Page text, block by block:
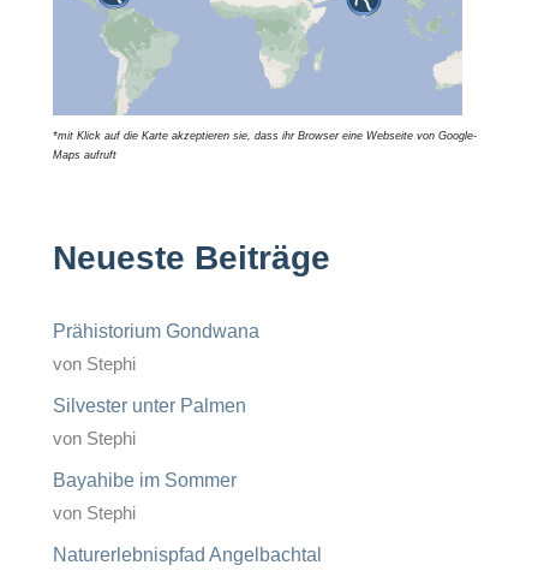
*mit Klick auf die Karte akzeptieren sie, dass ihr Browser eine Webseite von Google-
Maps aufruft
Neueste Beiträge
Prähistorium Gondwana
von Stephi
Silvester unter Palmen
von Stephi
Bayahibe im Sommer
von Stephi
Naturerlebnispfad Angelbachtal